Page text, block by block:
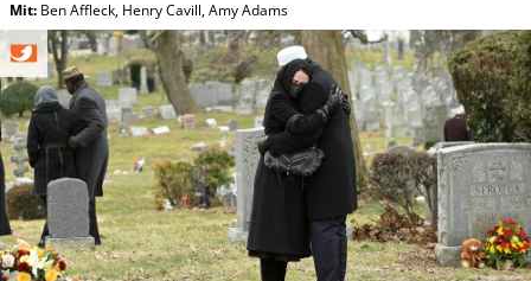
Mit: Ben Affleck, Henry Cavill,Amy Adams